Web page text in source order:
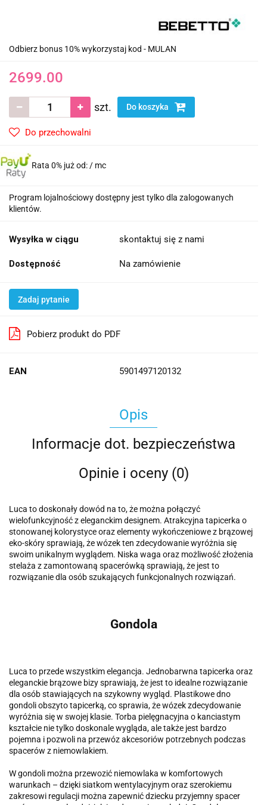
Odbierz bonus 10% wykorzystaj kod - MULAN
2699.00
szt. Do koszyka
Do przechowalni
Rata 0% już od: / mc
Program lojalnościowy dostępny jest tylko dla zalogowanych
klientów.
Wysyłka w ciągu skontaktuj się z nami
Dostępność Na zamówienie
Zadaj pytanie
Pobierz produkt do PDF
EAN 5901497120132
Opis
Informacje dot. bezpieczeństwa
Opinie i oceny (0)
Luca to doskonały dowód na to, że można połączyć
wielofunkcyjność z eleganckim designem. Atrakcyjna tapicerka o
stonowanej kolorystyce oraz elementy wykończeniowe z brązowej
eko-skóry sprawiają, że wózek ten zdecydowanie wyróżnia się
swoim unikalnym wyglądem. Niska waga oraz możliwość złożenia
stelaża z zamontowaną spacerówką sprawiają, że jest to
rozwiązanie dla osób szukających funkcjonalnych rozwiązań.
Gondola
Luca to przede wszystkim elegancja. Jednobarwna tapicerka oraz
eleganckie brązowe bizy sprawiają, że jest to idealne rozwiązanie
dla osób stawiających na szykowny wygląd. Plastikowe dno
gondoli obszyto tapicerką, co sprawia, że wózek zdecydowanie
wyróżnia się w swojej klasie. Torba pielęgnacyjna o kanciastym
kształcie nie tylko doskonale wygląda, ale także jest bardzo
pojemna i pozwoli na przewóz akcesoriów potrzebnych podczas
spacerów z niemowlakiem.
W gondoli można przewozić niemowlaka w komfortowych
warunkach – dzięki siatkom wentylacyjnym oraz szerokiemu
zakresowi regulacji można zapewnić dziecku przyjemny spacer